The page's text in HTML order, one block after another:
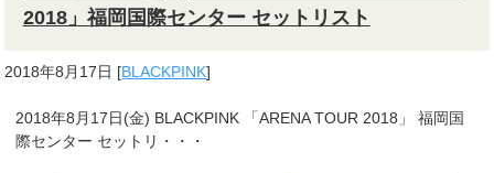
2018」福岡国際センター セットリスト
2018年8月17日 [BLACKPINK]
2018年8月17日(金) BLACKPINK 「ARENA TOUR 2018」 福岡国
際センター セットリ・・・